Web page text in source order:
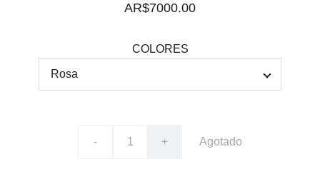
AR$7000.00
COLORES
- + Agotado